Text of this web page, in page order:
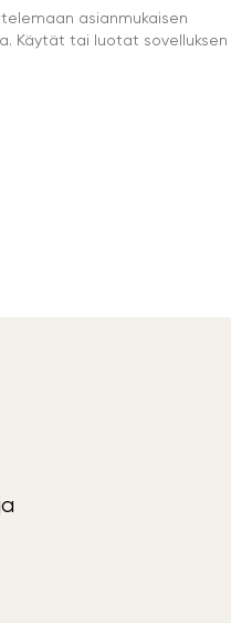
asianmukaisen
Käytät tai luotat sovelluksen